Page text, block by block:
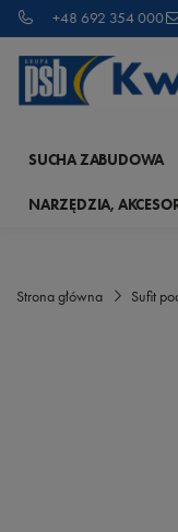
+48 692 354 000
SUCHA ZABUDOWA
NARZĘDZIA,
Strona główna Sufit